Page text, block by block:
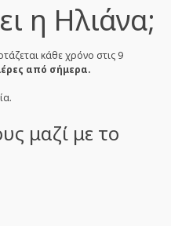
η Ηλιάνα;
κάθε χρόνο στις 9
από σήμερα.
μαζί με το